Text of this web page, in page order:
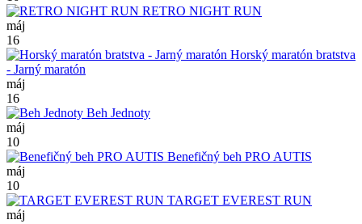
RETRO NIGHT RUN
máj
16
Horský maratón bratstva
- Jarný maratón
máj
16
Beh Jednoty
máj
10
Benefičný beh PRO AUTIS
máj
10
TARGET EVEREST RUN
máj